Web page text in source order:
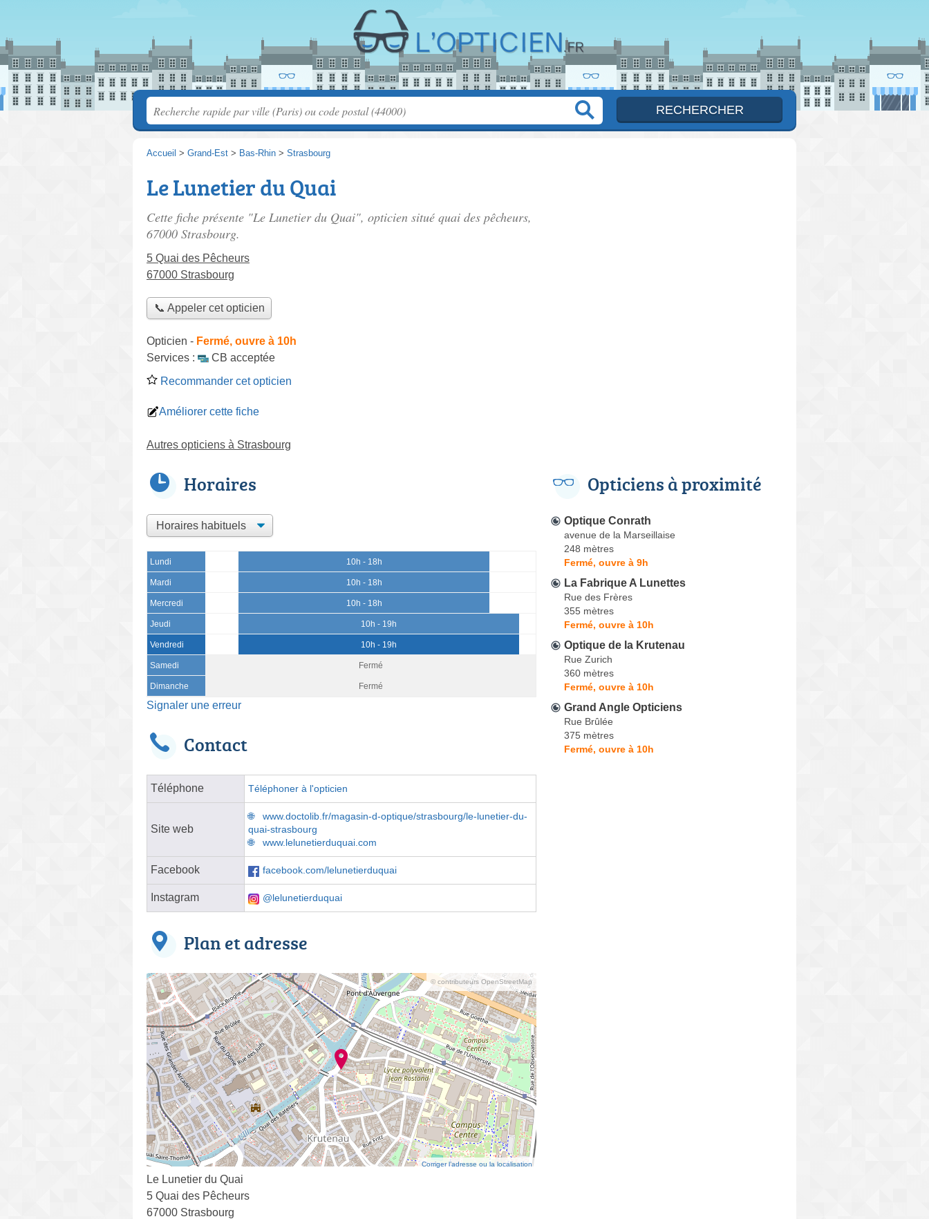
Accueil > Grand-Est > Bas-Rhin > Strasbourg
Le Lunetier du Quai
Cette fiche présente "Le Lunetier du Quai", opticien situé quai des pêcheurs,
67000 Strasbourg.
5 Quai des Pêcheurs
67000 Strasbourg
📞 Appeler cet opticien
Opticien - Fermé, ouvre à 10h
Services :
CB acceptée
Recommander cet opticien
Améliorer cette fiche
Autres opticiens à Strasbourg
Horaires
Lundi 10h - 18h
Mardi 10h - 18h
Mercredi 10h - 18h
Jeudi 10h - 19h
Vendredi 10h - 19h
Samedi Fermé
Dimanche Fermé
Signaler une erreur
Contact
Téléphone Téléphoner à l'opticien
Site web
www.doctolib.fr/magasin-d-optique/strasbourg/le-lunetier-du-
quai-strasbourg
www.lelunetierduquai.com
Facebook facebook.com/lelunetierduquai
Instagram @lelunetierduquai
Plan et adresse
© contributeurs OpenStreetMap
Corriger l’adresse ou la localisation
Le Lunetier du Quai
5 Quai des Pêcheurs
67000 Strasbourg
Opticiens à proximité
Optique Conrath
avenue de la Marseillaise
248 mètres
Fermé, ouvre à 9h
La Fabrique A Lunettes
Rue des Frères
355 mètres
Fermé, ouvre à 10h
Optique de la Krutenau
Rue Zurich
360 mètres
Fermé, ouvre à 10h
Grand Angle Opticiens
Rue Brûlée
375 mètres
Fermé, ouvre à 10h